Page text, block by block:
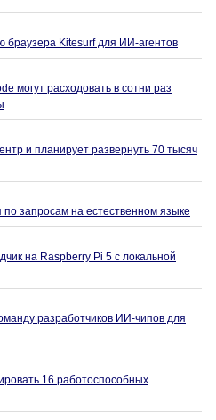
браузера Kitesurf для ИИ-агентов
могут расходовать в сотни раз
и планирует развернуть 70 тысяч
запросам на естественном языке
на Raspberry Pi 5 с локальной
разработчиков ИИ-чипов для
16 работоспособных